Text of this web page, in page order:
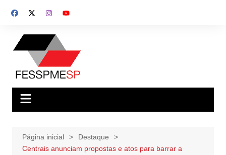
para
conteúdo
Página inicial
Destaque
Centrais anunciam propostas e atos para barrar a